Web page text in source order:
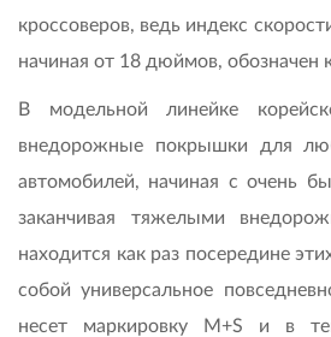
кроссоверов, ведь индекс
начиная от 18 дюймов, обозначен
В модельной линейке
внедорожные покрышки для
автомобилей, начиная с очень
заканчивая тяжелыми
находится как раз посередине
собой универсальное
несет маркировку M+S и в